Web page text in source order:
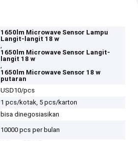
1650lm Microwave Sensor Lampu
Langit-langit 18 w
,
1650lm Microwave Sensor Langit-
langit 18 w
,
1650lm Microwave Sensor 18 w
putaran
USD10/pcs
1 pcs/kotak, 5 pcs/karton
bisa dinegosiasikan
10000 pcs per bulan